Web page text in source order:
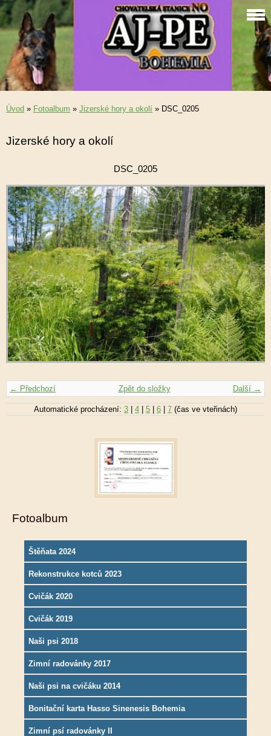
Úvod » Fotoalbum » Jizerské hory a okolí » DSC_0205
Jizerské hory a okolí
DSC_0205
← Předchozí Další →
Zpět do složky
Automatické procházení: 3 | 4 | 5 | 6 | 7 (čas ve vteřinách)
Fotoalbum
Štěňata 2024
Rekonstrukce kotců 2023
Cvičák 2020
Cvičák 2019
Naši psi 2018
Zimní radovánky 2017
Naši psi na cvičáku 2014
Bonitační karta Hasso Sinenesis Bohemia
Zimní psí radovánky II